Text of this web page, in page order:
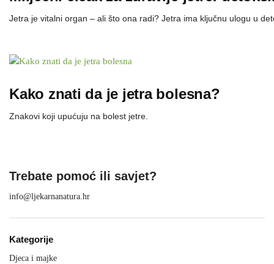
Jetra je vitalni organ – ali što ona radi? Jetra ima ključnu ulogu u
Kako znati da je jetra bolesna?
Znakovi koji upućuju na bolest jetre.
Trebate pomoć ili savjet?
info@ljekarnanatura.hr
Kategorije
Djeca i majke